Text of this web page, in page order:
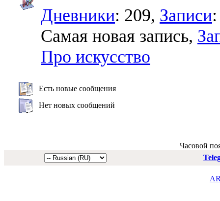
Дневники: 209, Записи
Самая новая запись,
Про искусство
Есть новые сообщения
Нет новых сообщений
Часовой